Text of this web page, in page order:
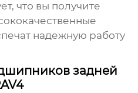
что вы получите
надежную работу
задней